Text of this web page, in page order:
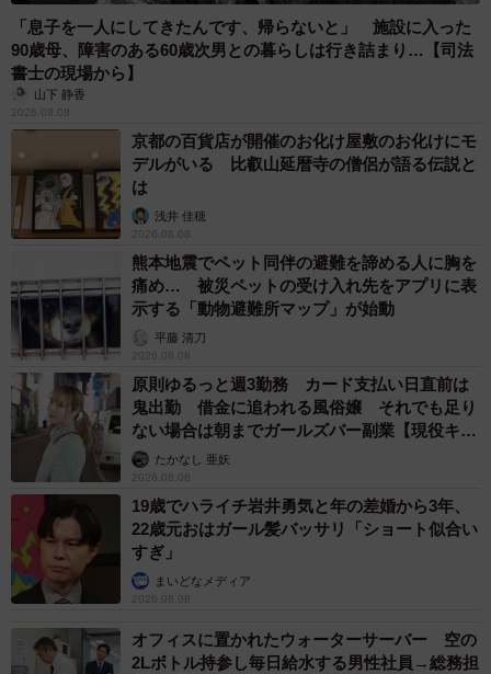
「息子を一人にしてきたんです、帰らないと」 施設に入った
90歳母、障害のある60歳次男との暮らしは行き詰まり…【司法
書士の現場から】
山下 静香
2026.08.08
京都の百貨店が開催のお化け屋敷のお化けにモ
デルがいる 比叡山延暦寺の僧侶が語る伝説と
は
浅井 佳穂
2026.08.08
熊本地震でペット同伴の避難を諦める人に胸を
痛め… 被災ペットの受け入れ先をアプリに表
示する「動物避難所マップ」が始動
平藤 清刀
2026.08.08
原則ゆるっと週3勤務 カード支払い日直前は
鬼出勤 借金に追われる風俗嬢 それでも足り
ない場合は朝までガールズバー副業【現役キャ
ストに取材】
たかなし 亜妖
2026.08.08
19歳でハライチ岩井勇気と年の差婚から3年、
22歳元おはガール髪バッサリ「ショート似合い
すぎ」
まいどなメディア
2026.08.08
オフィスに置かれたウォーターサーバー 空の
2Lボトル持参し毎日給水する男性社員→総務担